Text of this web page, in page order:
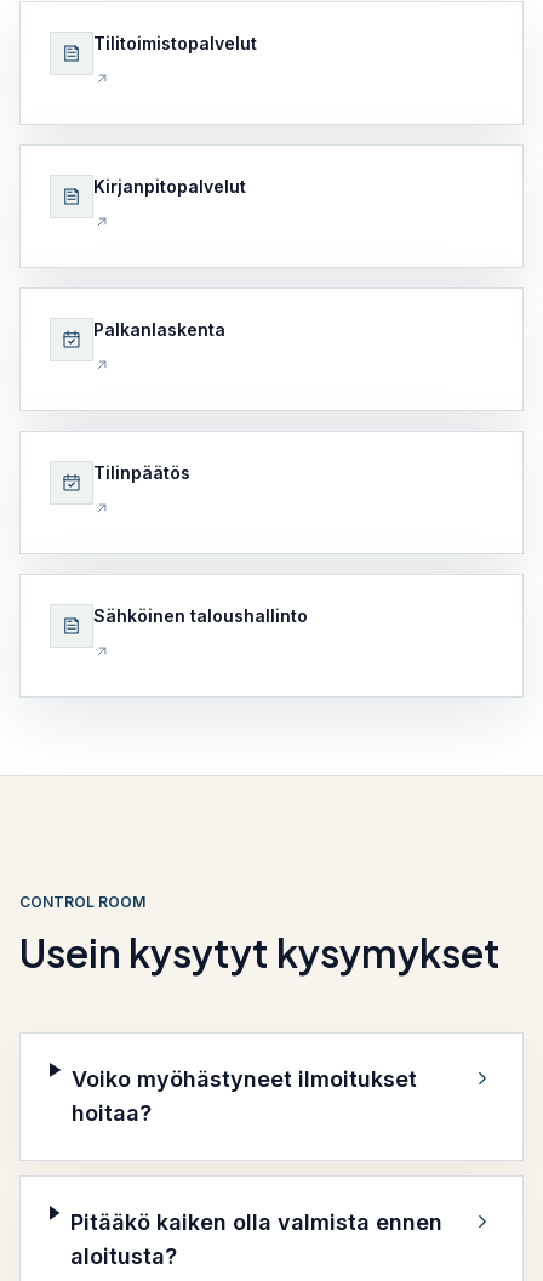
Tilitoimistopalvelut
Kirjanpitopalvelut
Palkanlaskenta
Tilinpäätös
Sähköinen taloushallinto
CONTROL ROOM
Usein kysytyt kysymykset
Voiko myöhästyneet ilmoitukset
hoitaa?
Pitääkö kaiken olla valmista ennen
aloitusta?